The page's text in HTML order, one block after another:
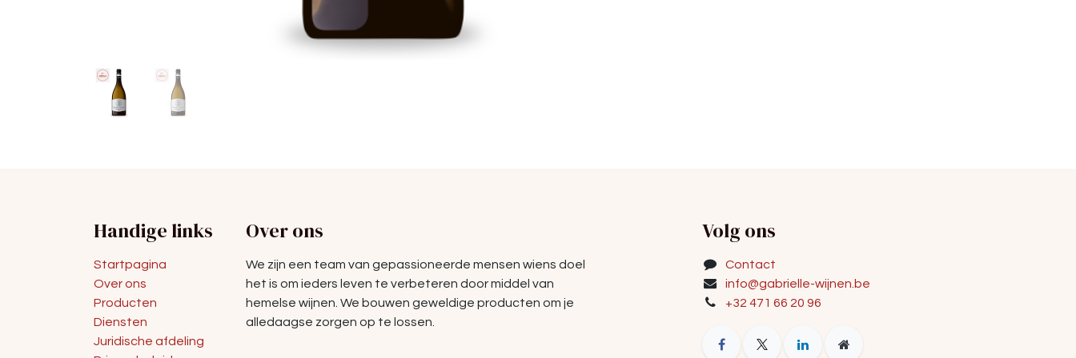
Handige links
Startpagina
Over ons
Producten
Diensten
Juridische afdeling
Over ons
We zijn een team van gepassioneerde mensen wiens doel
het is om ieders leven te verbeteren door middel van
hemelse wijnen. We bouwen geweldige producten om je
alledaagse zorgen op te lossen.
Volg ons
Contact
info@gabrielle-wijnen.be
+32 471 66 20 96